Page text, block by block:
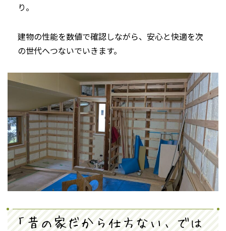
り。
建物の性能を数値で確認しながら、安心と快適を次
の世代へつないでいきます。
「昔の家だから仕方ない、では